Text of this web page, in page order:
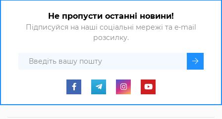
Не пропусти останні новини!
Підписуйся на наші соціальні мережі та e-mail
розсилку.